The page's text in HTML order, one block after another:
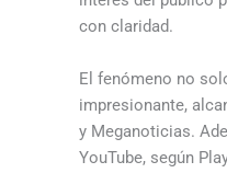
con claridad.
El fenómeno no
impresionante,
y Meganoticias.
YouTube, según